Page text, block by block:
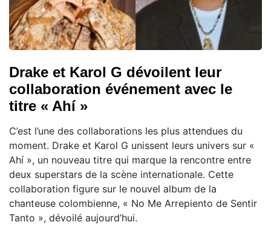
Drake et Karol G dévoilent leur
collaboration événement avec le
titre « Ahí »
C’est l’une des collaborations les plus attendues du
moment. Drake et Karol G unissent leurs univers sur «
Ahí », un nouveau titre qui marque la rencontre entre
deux superstars de la scène internationale. Cette
collaboration figure sur le nouvel album de la
chanteuse colombienne, « No Me Arrepiento de Sentir
Tanto », dévoilé aujourd’hui.